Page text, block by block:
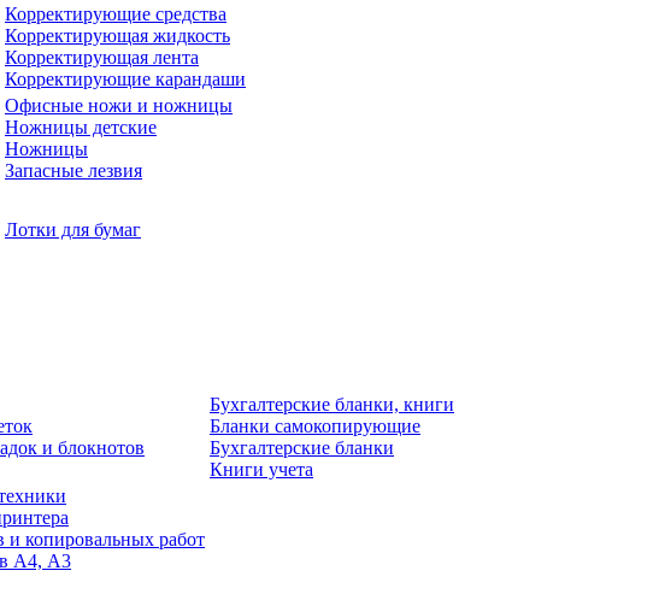
Корректирующие средства
Корректирующая жидкость
Корректирующая лента
Корректирующие карандаши
Офисные ножи и ножницы
Ножницы детские
Ножницы
Запасные лезвия
Лотки для бумаг
и блокнотов
Бухгалтерские бланки, книги
Бланки самокопирующие
Бухгалтерские бланки
Книги учета
и копировальных работ
А4, А3